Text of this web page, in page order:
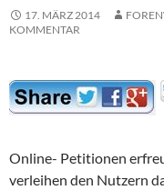
17. MÄRZ 2014
KOMMENTAR
Online- Petitionen
verleihen den Nutzern